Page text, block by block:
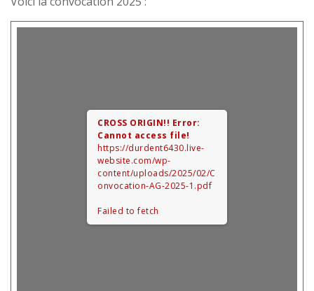
CROSS ORIGIN!! Error:
Cannot access file!
https://durdent6430.live-
website.com/wp-
content/uploads/2025/02/C
onvocation-AG-2025-1.pdf
Failed to fetch